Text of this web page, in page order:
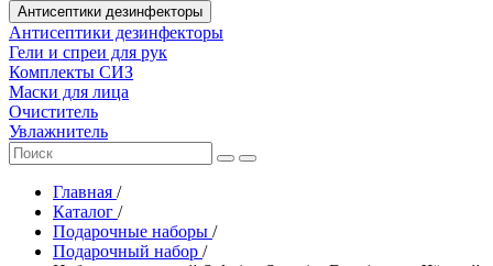
Антисептики дезинфекторы
Антисептики дезинфекторы
Гели и спреи для рук
Комплекты СИЗ
Маски для лица
Очиститель
Увлажнитель
Главная /
Каталог /
Подарочные наборы /
Подарочный набор /